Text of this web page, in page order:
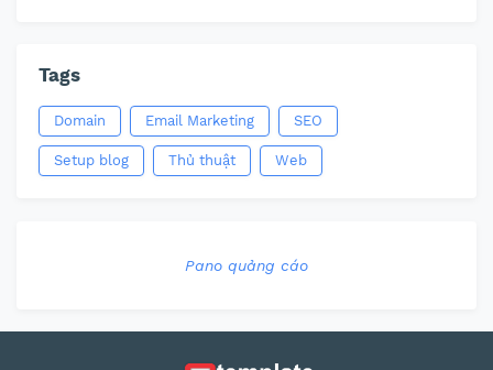
Tags
Domain Email Marketing SEO
Setup blog Thủ thuật Web
Pano quảng cáo